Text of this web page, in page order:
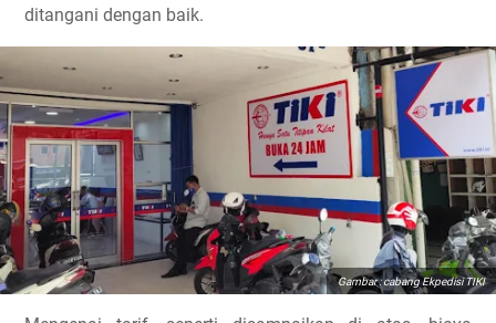
ditangani dengan baik.
Gambar : cabang Ekpedisi TIKI